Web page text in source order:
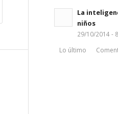
La
niños
29/10/2014 -
Lo último